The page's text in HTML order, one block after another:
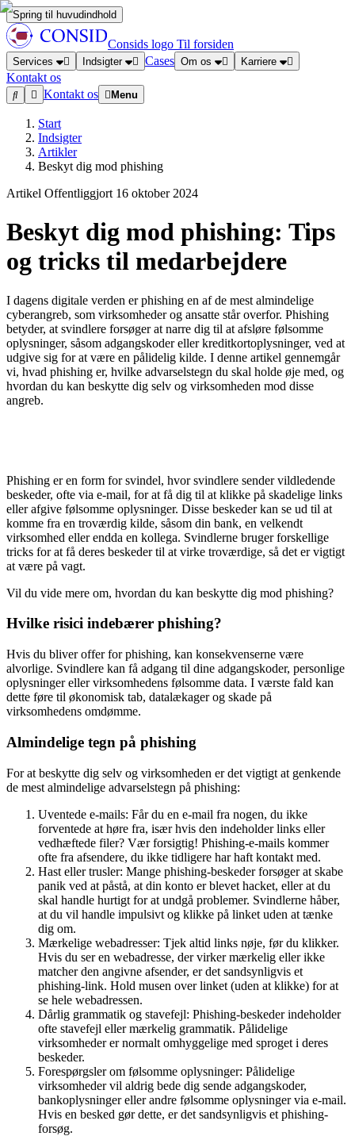
Spring til huvudindhold
Consids logo Til forsiden
Services Indsigter Cases Om os Karriere
Kontakt os
Kontakt os
Menu
Start
Indsigter
Artikler
Beskyt dig mod phishing
Artikel Offentliggjort 16 oktober 2024
Beskyt dig mod phishing: Tips
og tricks til medarbejdere
I dagens digitale verden er phishing en af de mest almindelige
cyberangreb, som virksomheder og ansatte står overfor. Phishing
betyder, at svindlere forsøger at narre dig til at afsløre følsomme
oplysninger, såsom adgangskoder eller kreditkortoplysninger, ved at
udgive sig for at være en pålidelig kilde. I denne artikel gennemgår
vi, hvad phishing er, hvilke advarselstegn du skal holde øje med, og
hvordan du kan beskytte dig selv og virksomheden mod disse
angreb.
Phishing er en form for svindel, hvor svindlere sender vildledende
beskeder, ofte via e-mail, for at få dig til at klikke på skadelige links
eller afgive følsomme oplysninger. Disse beskeder kan se ud til at
komme fra en troværdig kilde, såsom din bank, en velkendt
virksomhed eller endda en kollega. Svindlerne bruger forskellige
tricks for at få deres beskeder til at virke troværdige, så det er vigtigt
at være på vagt.
Vil du vide mere om, hvordan du kan beskytte dig mod phishing?
Hvilke risici indebærer phishing?
Hvis du bliver offer for phishing, kan konsekvenserne være
alvorlige. Svindlere kan få adgang til dine adgangskoder, personlige
oplysninger eller virksomhedens følsomme data. I værste fald kan
dette føre til økonomisk tab, datalækager og skade på
virksomhedens omdømme.
Almindelige tegn på phishing
For at beskytte dig selv og virksomheden er det vigtigt at genkende
de mest almindelige advarselstegn på phishing:
Uventede e-mails: Får du en e-mail fra nogen, du ikke
forventede at høre fra, især hvis den indeholder links eller
vedhæftede filer? Vær forsigtig! Phishing-e-mails kommer
ofte fra afsendere, du ikke tidligere har haft kontakt med.
Hast eller trusler: Mange phishing-beskeder forsøger at skabe
panik ved at påstå, at din konto er blevet hacket, eller at du
skal handle hurtigt for at undgå problemer. Svindlerne håber,
at du vil handle impulsivt og klikke på linket uden at tænke
dig om.
Mærkelige webadresser: Tjek altid links nøje, før du klikker.
Hvis du ser en webadresse, der virker mærkelig eller ikke
matcher den angivne afsender, er det sandsynligvis et
phishing-link. Hold musen over linket (uden at klikke) for at
se hele webadressen.
Dårlig grammatik og stavefejl: Phishing-beskeder indeholder
ofte stavefejl eller mærkelig grammatik. Pålidelige
virksomheder er normalt omhyggelige med sproget i deres
beskeder.
Forespørgsler om følsomme oplysninger: Pålidelige
virksomheder vil aldrig bede dig sende adgangskoder,
bankoplysninger eller andre følsomme oplysninger via e-mail.
Hvis en besked gør dette, er det sandsynligvis et phishing-
forsøg.